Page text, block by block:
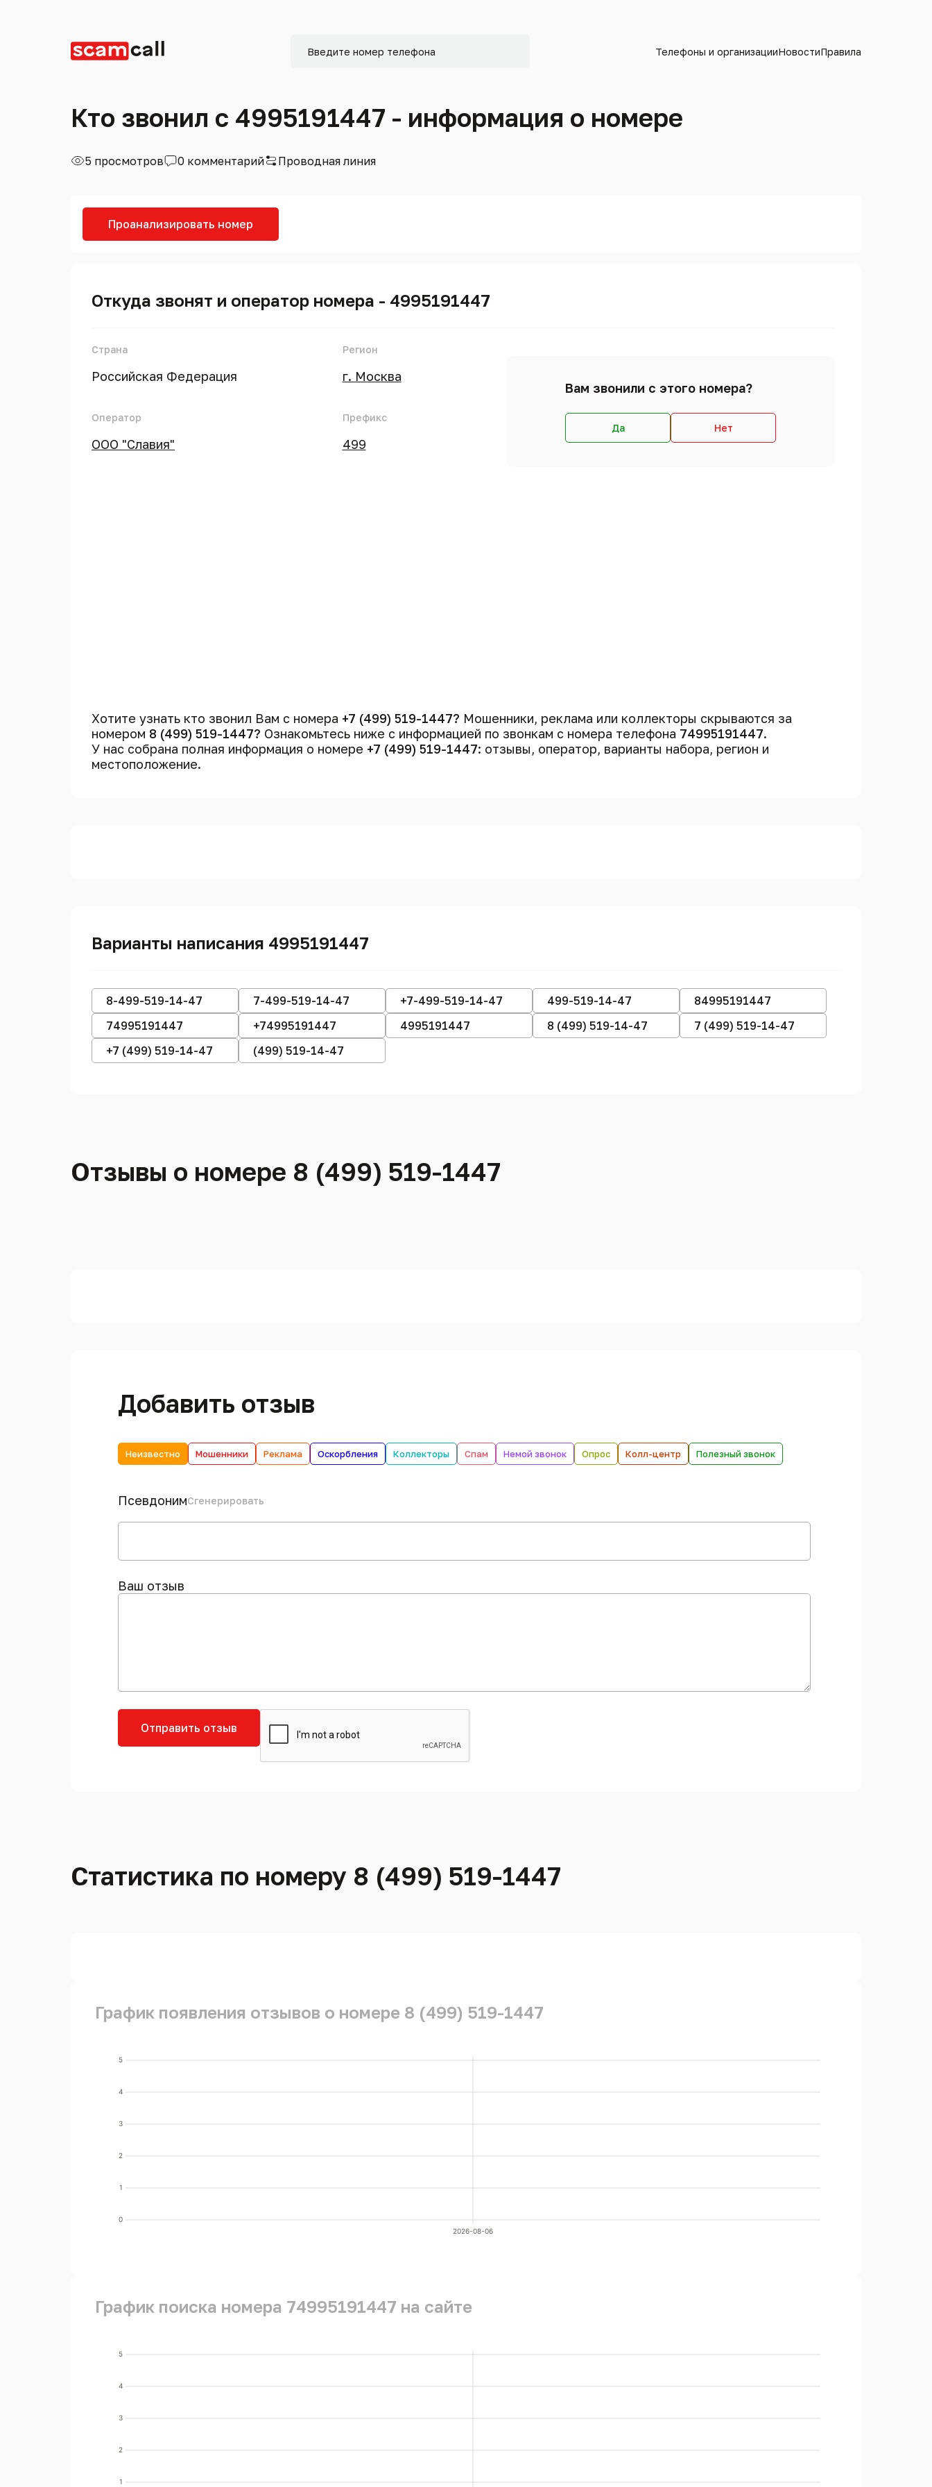
Телефоны и организацииНовостиПравила
Кто звонил с 4995191447 - информация о номере
5 просмотров 0 комментарий Проводная линия
Проанализировать номер
Откуда звонят и оператор номера - 4995191447
Страна
Российская Федерация
Оператор
ООО "Славия"
Регион
г. Москва
Префикс
499
Вам звонили с этого номера?
Да Нет
Хотите узнать кто звонил Вам с номера +7 (499) 519-1447? Мошенники, реклама или коллекторы скрываются за
номером 8 (499) 519-1447? Ознакомьтесь ниже с информацией по звонкам с номера телефона 74995191447.
У нас собрана полная информация о номере +7 (499) 519-1447: отзывы, оператор, варианты набора, регион и
местоположение.
Варианты написания 4995191447
8-499-519-14-47 7-499-519-14-47 +7-499-519-14-47 499-519-14-47
84995191447
74995191447
+74995191447 4995191447 8 (499) 519-14-47
7 (499) 519-14-47
+7 (499) 519-14-47
(499) 519-14-47
Отзывы о номере 8 (499) 519-1447
Добавить отзыв
Неизвестно Мошенники Реклама Оскорбления Коллекторы Спам Немой звонок Опрос Колл-центр Полезный звонок
ПсевдонимСгенерировать
Ваш отзыв
Отправить отзыв
Статистика по номеру 8 (499) 519-1447
График появления отзывов о номере 8 (499) 519-1447
0
1
2
3
4
5
2026-08-06
График поиска номера 74995191447 на сайте
1
2
3
4
5